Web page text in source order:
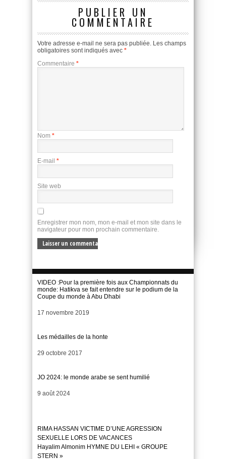
PUBLIER UN
COMMENTAIRE
Votre adresse e-mail ne sera pas publiée. Les champs
obligatoires sont indiqués avec *
Commentaire *
Nom *
E-mail *
Site web
Enregistrer mon nom, mon e-mail et mon site dans le
navigateur pour mon prochain commentaire.
VIDEO :Pour la première fois aux Championnats du
monde: Hatikva se fait entendre sur le podium de la
Coupe du monde à Abu Dhabi
Date
17 novembre 2019
Les médailles de la honte
Date
29 octobre 2017
JO 2024: le monde arabe se sent humilié
Date
9 août 2024
RIMA HASSAN VICTIME D’UNE AGRESSION
SEXUELLE LORS DE VACANCES
Hayalim Almonim HYMNE DU LEHI « GROUPE
STERN »